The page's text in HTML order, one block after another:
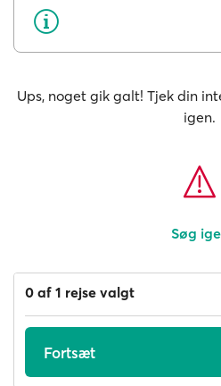
Ups, noget gik galt! Tjek din
igen.
Søg
0 af 1 rejse valgt
Fortsæt